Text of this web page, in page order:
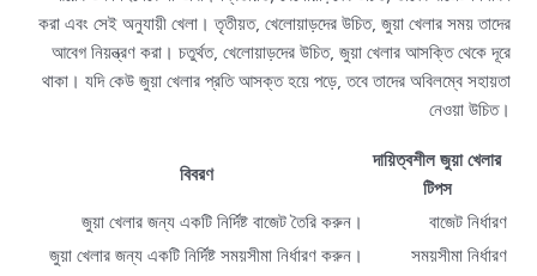
করা এবং সেই অনুযায়ী খেলা। তৃতীয়ত, খেলোয়াড়দের উচিত, জুয়া খেলার সময় তাদের
আবেগ নিয়ন্ত্রণ করা। চতুর্থত, খেলোয়াড়দের উচিত, জুয়া খেলার আসক্তি থেকে দূরে
থাকা। যদি কেউ জুয়া খেলার প্রতি আসক্ত হয়ে পড়ে, তবে তাদের অবিলম্বে সহায়তা
নেওয়া উচিত।
দায়িত্বশীল জুয়া খেলার
টিপস
বিবরণ
বাজেট নির্ধারণ
জুয়া খেলার জন্য একটি নির্দিষ্ট বাজেট তৈরি করুন।
সময়সীমা নির্ধারণ
জুয়া খেলার জন্য একটি নির্দিষ্ট সময়সীমা নির্ধারণ করুন।